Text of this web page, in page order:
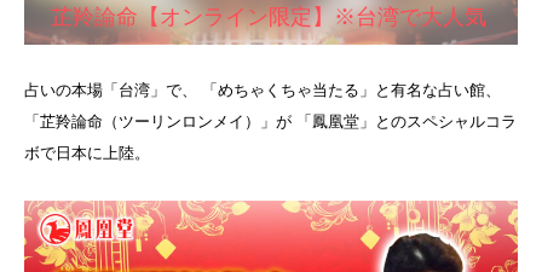
芷羚論命【オンライン限定】※台湾で大人気
占いの本場「台湾」で、 「めちゃくちゃ当たる」と有名な占い館、
「芷羚論命（ツーリンロンメイ）」が 「鳳凰堂」とのスペシャルコラ
ボで日本に上陸。